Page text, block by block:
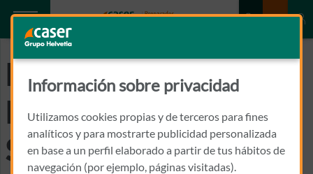
Preguntas
Frecuentes del
Seguro de Hogar
Información sobre privacidad
Utilizamos cookies propias y de terceros para fines
analíticos y para mostrarte publicidad personalizada
en base a un perfil elaborado a partir de tus hábitos de
navegación (por ejemplo, páginas visitadas).